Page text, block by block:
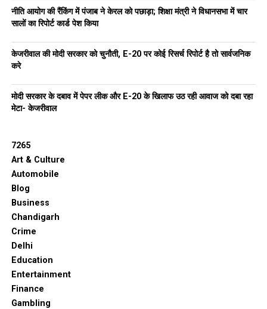
नीति आयोग की रैंकिंग में पंजाब ने केरल को पछाड़ा; शिक्षा मंत्री ने विधानसभा में चार
सालों का रिपोर्ट कार्ड पेश किया
केजरीवाल की मोदी सरकार को चुनौती, E-20 पर कोई रिसर्च रिपोर्ट है तो सार्वजनिक
करे
मोदी सरकार के दबाव में पेपर लीक और E-20 के खिलाफ उठ रही आवाज को दबा रहा
मेटा- केजरीवाल
7265
Art & Culture
Automobile
Blog
Business
Chandigarh
Crime
Delhi
Education
Entertainment
Finance
Gambling